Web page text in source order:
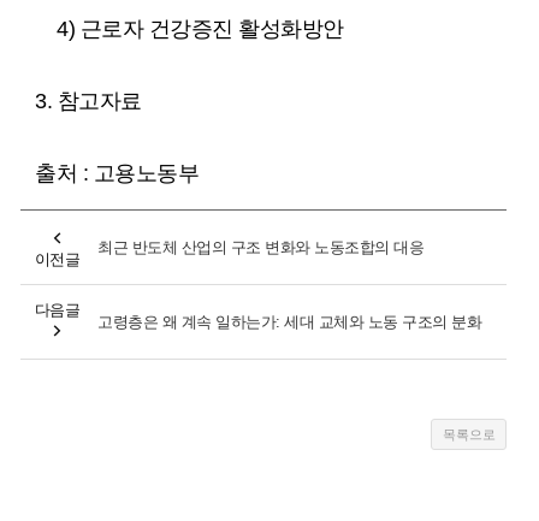
4) 근로자 건강증진 활성화방안
3. 참고자료
출처 : 고용노동부
이전글
최근 반도체 산업의 구조 변화와 노동조합의 대응
다음글
고령층은 왜 계속 일하는가: 세대 교체와 노동 구조의 분화